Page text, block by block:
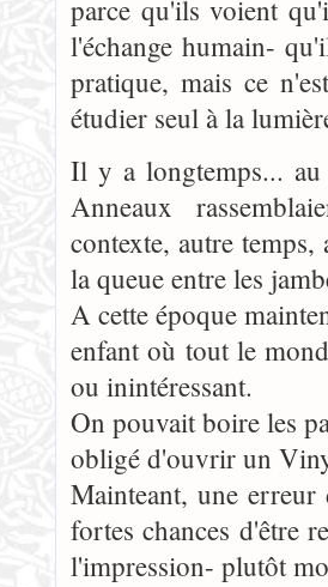
parce qu'ils voient
l'échange humain-
pratique, mais ce
étudier seul à la
Il y a longtemps...
Anneaux
contexte, autre
la queue entre les
A cette époque
enfant où tout le
ou inintéressant.
On pouvait boire les
obligé d'ouvrir un
Mainteant, une
fortes chances d'être
l'impression- plutôt